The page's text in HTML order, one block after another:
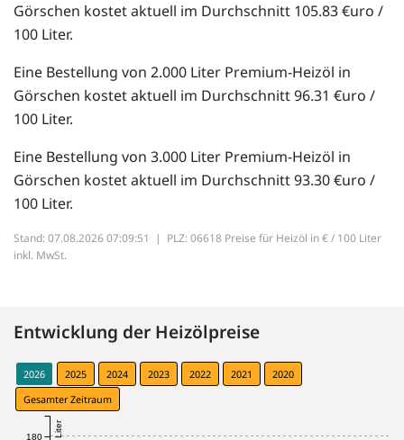
Görschen kostet aktuell im Durchschnitt 105.83 €uro /
100 Liter.
Eine Bestellung von 2.000 Liter Premium-Heizöl in
Görschen kostet aktuell im Durchschnitt 96.31 €uro /
100 Liter.
Eine Bestellung von 3.000 Liter Premium-Heizöl in
Görschen kostet aktuell im Durchschnitt 93.30 €uro /
100 Liter.
Stand: 07.08.2026 07:09:51 | PLZ: 06618 Preise für Heizöl in € / 100 Liter
inkl. MwSt.
Entwicklung der Heizölpreise
2026 2025 2024 2023 2022 2021
2020
Gesamter Zeitraum
180